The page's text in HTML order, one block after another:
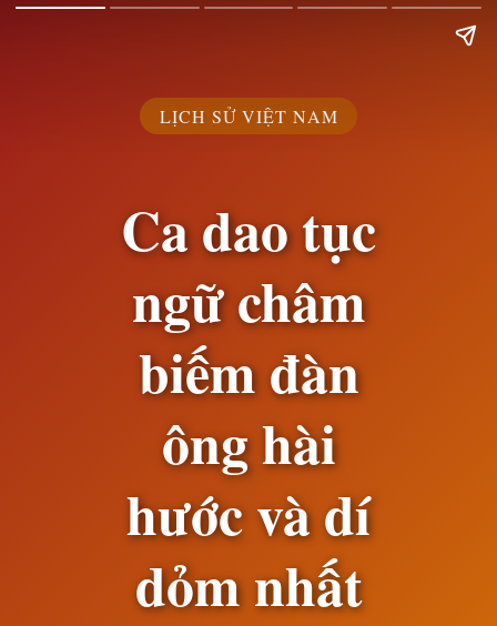
LỊCH SỬ VIỆT NAM
Ca dao tục
ngữ châm
biếm đàn
ông hài
hước và dí
dỏm nhất